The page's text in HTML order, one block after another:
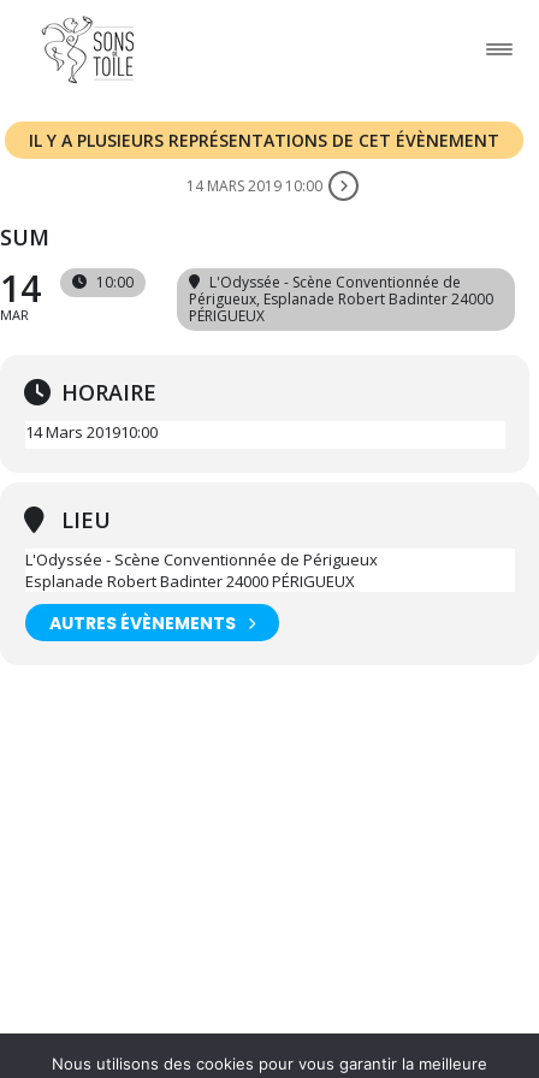
IL Y A PLUSIEURS REPRÉSENTATIONS DE CET ÉVÈNEMENT
14 MARS 2019 10:00
SUM
14
MAR
10:00
L'Odyssée - Scène Conventionnée de
Périgueux, Esplanade Robert Badinter 24000
PÉRIGUEUX
HORAIRE
14 Mars 201910:00
LIEU
L'Odyssée - Scène Conventionnée de Périgueux
Esplanade Robert Badinter 24000 PÉRIGUEUX
AUTRES ÉVÈNEMENTS
Nous utilisons des cookies pour vous garantir la meilleure